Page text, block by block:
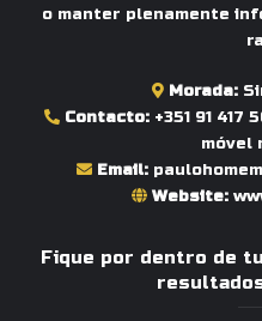
o manter plenamente
Morada:
Contacto: +351 91 417
móvel
Email:
Website:
Fique por dentro de